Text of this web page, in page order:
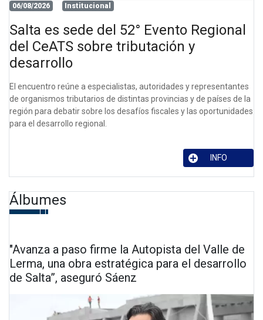
06/08/2026 Institucional
Salta es sede del 52° Evento Regional
del CeATS sobre tributación y
desarrollo
El encuentro reúne a especialistas, autoridades y representantes
de organismos tributarios de distintas provincias y de países de la
región para debatir sobre los desafíos fiscales y las oportunidades
para el desarrollo regional.
INFO
Álbumes
"Avanza a paso firme la Autopista del Valle de
Lerma, una obra estratégica para el desarrollo
de Salta”, aseguró Sáenz